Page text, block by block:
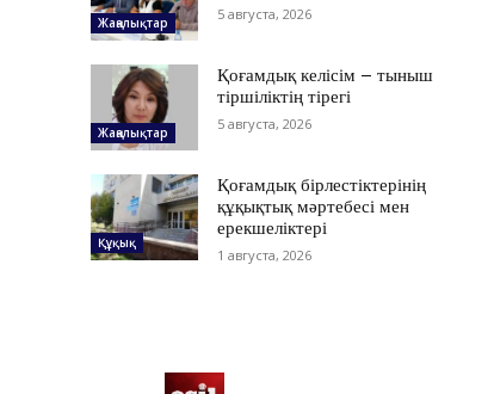
Жаңалықтар 5 августа, 2026
Жаңалықтар
Қоғамдық келісім – тыныш
тіршіліктің тірегі
5 августа, 2026
Құқық
Қоғамдық бірлестіктерінің
құқықтық мәртебесі мен
ерекшеліктері
1 августа, 2026